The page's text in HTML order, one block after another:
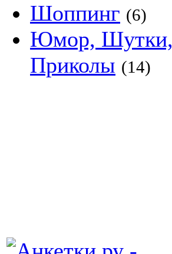
Шоппинг (6)
Юмор, Шутки,
Приколы (14)